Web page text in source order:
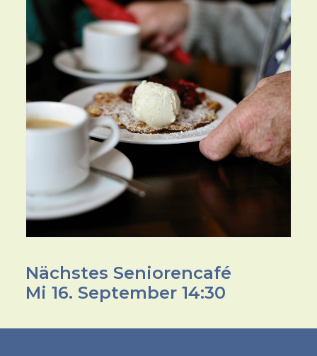
Nächstes Seniorencafé
Mi 16. September 14:30